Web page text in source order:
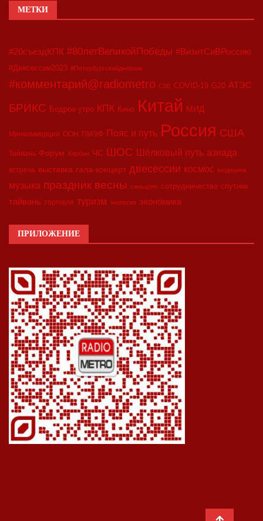
МЕТКИ
#20съездКПК #80летВеликойПобеды #ВизитСиВРоссию
#Двесессии2023 #Петербургскийдневник
#комментарий@radiometro CIIE COVID-19 G20 АТЭС
БРИКС Бодрое утро КПК Кино Китай МИД
Минкоммерции ООН ПМЭФ Пояс и путь Россия США
Тайвань Форум Харбин ЧС ШОС Шёлковый путь азиада
встреча выставка гала-концерт двесессии космос медицина
музыка праздник весны синьцзян сотрудничество спутник
тайвань торговля туризм экология экономика
ПРИЛОЖЕНИЕ